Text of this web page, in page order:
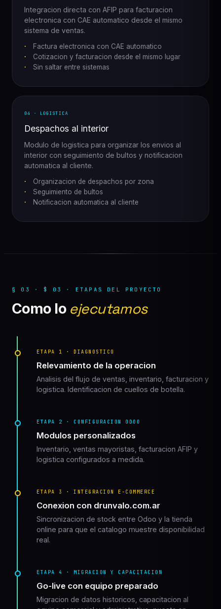
Integracion directa con AFIP para facturacion
electronica con CAE automatico desde el mismo
sistema de ventas.
Factura electronica con CAE automatico
Cotizacion y facturacion desde el mismo lugar
Sin saltar entre sistemas
04 · LOGISTICA
Despachos al interior
Modulo de logistica para organizar los envios al
interior con seguimiento de bultos y notificacion
automatica al cliente.
Organizacion de despachos por zona
Seguimiento de bultos
Notificacion automatica al cliente
§ 03 · $ 03 · ETAPAS DEL PROYECTO
Como lo ejecutamos
ETAPA 1 · DIAGNOSTICO
Relevamiento de la operacion
Analisis del flujo de ventas, inventario, facturacion y
logistica. Identificacion de cuellos de botella.
ETAPA 2 · CONFIGURACION ODOO
Modulos personalizados
Inventario, ventas mayoristas, facturacion AFIP y
logistica configurados a medida.
ETAPA 3 · INTEGRACION E-COMMERCE
Conexion con drunvalo.com.ar
Sincronizacion de stock entre Odoo y la tienda
online para que el catalogo muestre disponibilidad
real.
ETAPA 4 · MIGRACION Y CAPACITACION
Go-live con equipo preparado
Migracion de datos historicos, capacitacion al